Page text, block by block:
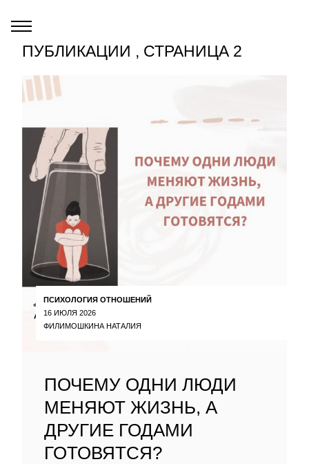
ПУБЛИКАЦИИ , СТРАНИЦА 2
ПСИХОЛОГИЯ ОТНОШЕНИЙ
16 ИЮЛЯ 2026
ФИЛИМОШКИНА НАТАЛИЯ
ПОЧЕМУ ОДНИ ЛЮДИ
МЕНЯЮТ ЖИЗНЬ, А
ДРУГИЕ ГОДАМИ
ГОТОВЯТСЯ?